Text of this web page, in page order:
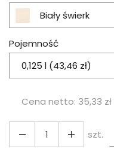
Biały świerk
Pojemność
0,125 l (43,46 zł)
Cena netto: 35,33 zł
szt.